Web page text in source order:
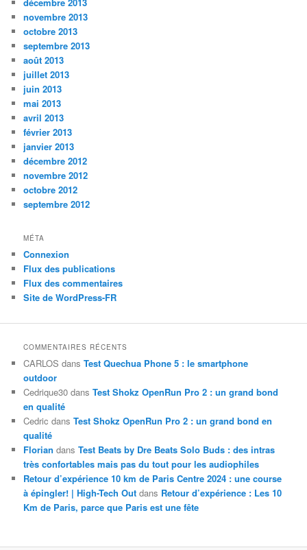
novembre 2013
octobre 2013
septembre 2013
août 2013
juillet 2013
juin 2013
mai 2013
avril 2013
février 2013
janvier 2013
décembre 2012
novembre 2012
octobre 2012
septembre 2012
MÉTA
Connexion
Flux des publications
Flux des commentaires
Site de WordPress-FR
COMMENTAIRES RÉCENTS
CARLOS dansTest Quechua Phone 5 : le smartphone
outdoor
Cedrique30 dansTest Shokz OpenRun Pro 2 : un grand bond
en qualité
Cedric dansTest Shokz OpenRun Pro 2 : un grand bond en
qualité
Florian dansTest Beats by Dre Beats Solo Buds : des intras
très confortables mais pas du tout pour les audiophiles
Retour d’expérience 10 km de Paris Centre 2024 : une course
à épingler! | High-Tech Out dans Retour d’expérience : Les 10
Km de Paris, parce que Paris est une fête